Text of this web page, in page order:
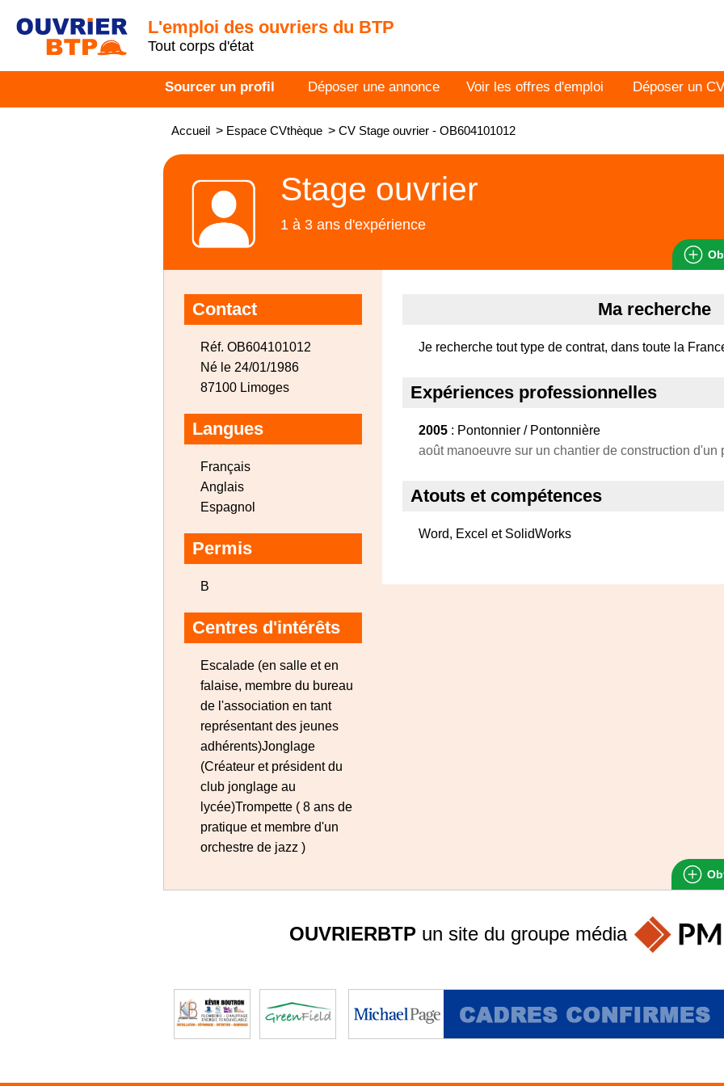
L'emploi des ouvriers du BTP
Tout corps d'état
Sourcer un profil Déposer une annonce Voir les offres d'emploi Déposer un CV
Accueil > Espace CVthèque > CV Stage ouvrier - OB604101012
Stage ouvrier
1 à 3 ans d'expérience
Contact
Réf. OB604101012
Né le 24/01/1986
87100 Limoges
Langues
Français
Anglais
Espagnol
Permis
B
Centres d'intérêts
Escalade (en salle et en
falaise, membre du bureau
de l'association en tant
représentant des jeunes
adhérents)Jonglage
(Créateur et président du
club jonglage au
lycée)Trompette ( 8 ans de
pratique et membre d'un
orchestre de jazz )
Ma recherche
Je recherche tout type de contrat, dans toute la
Expériences professionnelles
2005 : Pontonnier / Pontonnière
août manoeuvre sur un chantier de construction d'un
Atouts et compétences
Word, Excel et SolidWorks
OUVRIERBTP un site du groupe média